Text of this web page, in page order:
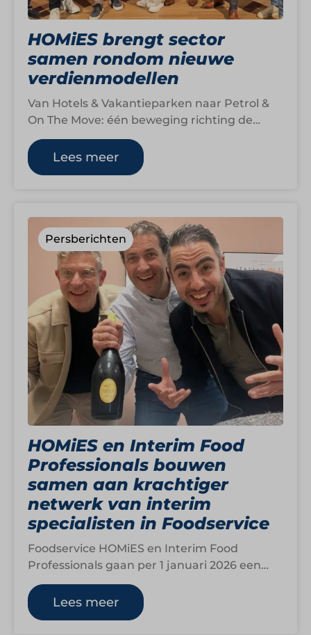
HOMiES brengt sector
samen rondom nieuwe
verdienmodellen
Van Hotels & Vakantieparken naar Petrol &
On The Move: één beweging richting de
toekomstTijdens de Nationale HOMiES
Inspiratiemiddag op…
Lees meer
Persberichten
HOMiES en Interim Food
Professionals bouwen
samen aan krachtiger
netwerk van interim
specialisten in Foodservice
Foodservice HOMiES en Interim Food
Professionals gaan per 1 januari 2026 een
strategisch partnership aan. Deze
samenwerking richt zich op…
Lees meer